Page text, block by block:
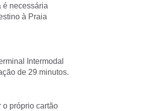
é necessária
à Praia
Intermodal
de 29 minutos.
o próprio cartão